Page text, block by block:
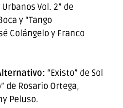
Vol. 2” de
y “Tango
Colángelo y Franco
“Existo” de Sol
de Rosario Ortega,
Peluso.